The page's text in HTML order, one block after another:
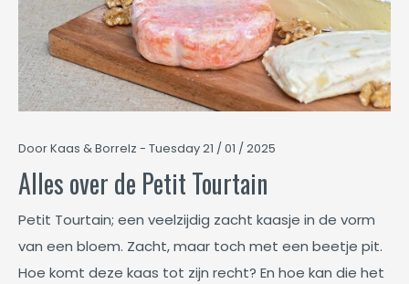
Door Kaas & Borrelz - Tuesday 21 / 01 / 2025
Alles over de Petit Tourtain
Petit Tourtain; een veelzijdig zacht kaasje in de vorm
van een bloem. Zacht, maar toch met een beetje pit.
Hoe komt deze kaas tot zijn recht? En hoe kan die het